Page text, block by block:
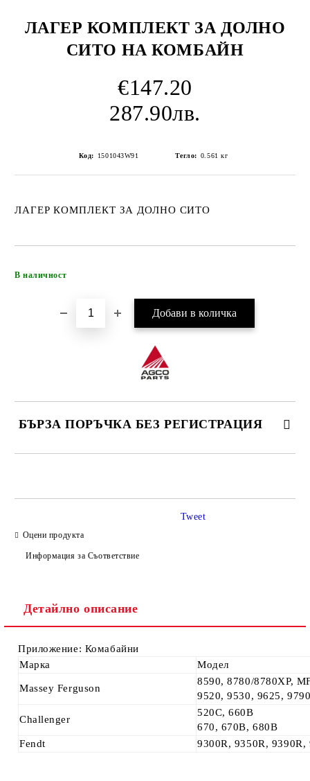
ЛАГЕР КОМПЛЕКТ ЗА ДОЛНО
СИТО НА КОМБАЙН
€147.20
287.90лв.
Код: 1501043W91 Тегло: 0.561 кг
ЛАГЕР КОМПЛЕКТ ЗА ДОЛНО СИТО
В наличност
БЪРЗА ПОРЪЧКА БЕЗ РЕГИСТРАЦИЯ
Оцени продукта
Информация за Съответствие
Tweet
Детайлно описание
Приложение: Комабайни
Марка
Модел
Massey Ferguson
8590, 8780/8780XP,
9520, 9530, 9625,
Challenger
520C, 660B
670, 670B, 680B
Fendt
9300R, 9350R, 9390R,